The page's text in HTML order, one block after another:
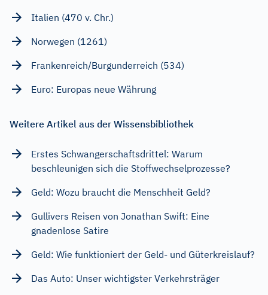
Italien (470 v. Chr.)
Norwegen (1261)
Frankenreich/Burgunderreich (534)
Euro: Europas neue Währung
Weitere Artikel aus der Wissensbibliothek
Erstes Schwangerschaftsdrittel: Warum
beschleunigen sich die Stoffwechselprozesse?
Geld: Wozu braucht die Menschheit Geld?
Gullivers Reisen von Jonathan Swift: Eine
gnadenlose Satire
Geld: Wie funktioniert der Geld- und Güterkreislauf?
Das Auto: Unser wichtigster Verkehrsträger